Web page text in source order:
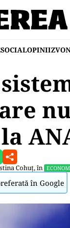
SOCIALOPINII
Cohuț, în
în Google